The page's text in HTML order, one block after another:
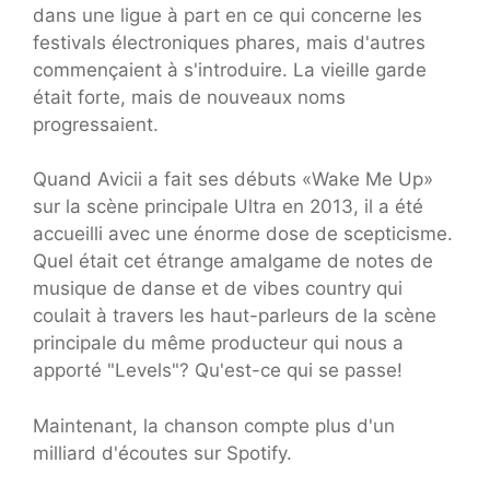
dans une ligue à part en ce qui concerne les
festivals électroniques phares, mais d'autres
commençaient à s'introduire. La vieille garde
était forte, mais de nouveaux noms
progressaient.
Quand Avicii a fait ses débuts «Wake Me Up»
sur la scène principale Ultra en 2013, il a été
accueilli avec une énorme dose de scepticisme.
Quel était cet étrange amalgame de notes de
musique de danse et de vibes country qui
coulait à travers les haut-parleurs de la scène
principale du même producteur qui nous a
apporté "Levels"? Qu'est-ce qui se passe!
Maintenant, la chanson compte plus d'un
milliard d'écoutes sur Spotify.